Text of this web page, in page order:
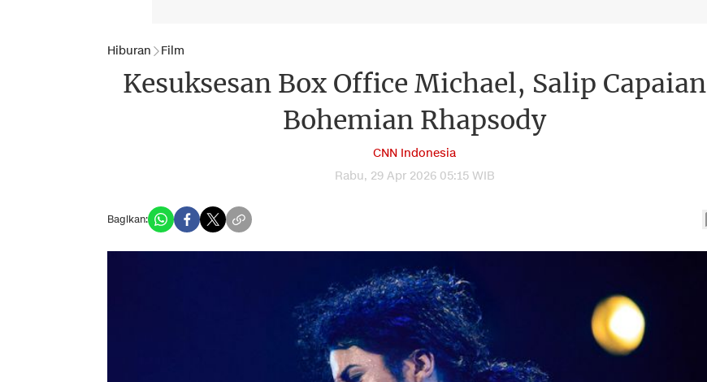
Hiburan Film
Kesuksesan Box Office Michael, Salip Capaian
Bohemian Rhapsody
CNN Indonesia
Rabu, 29 Apr 2026 05:15 WIB
Bagikan: